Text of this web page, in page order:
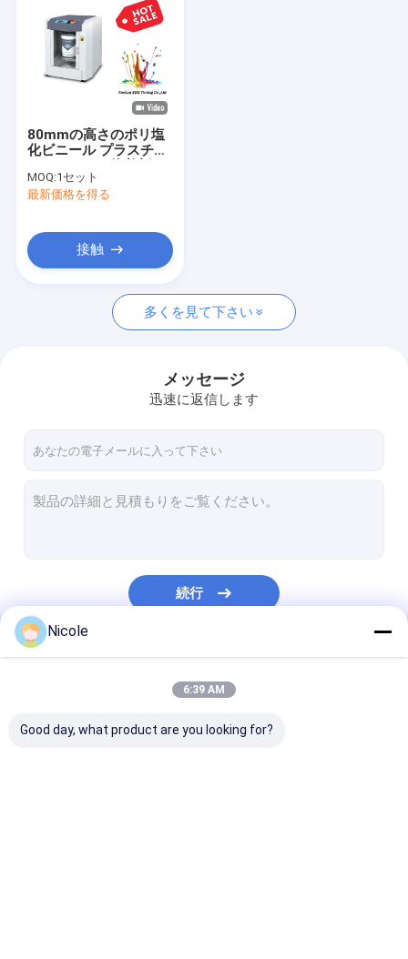
ペンキ ディスペンサー機械
ジャイロスコープい ペンキのミキサー
電気ペンキのシェーカー
ペンキの着色剤ディスペンサー
自動ペンキ ディスペンサー
手動ペンキ ディスペンサー
手動ペンキのミキサー
顔料を染めることを塗りなさい
80mmの高さのポリ塩
化ビニール プラスチッ
マニキュアのための自
動ペンキのミキサー
MOQ:1セット
最新価格を得る
接触
多くを見て下さい
メッセージ
迅速に返信します
続行
Nicole
6:39 AM
Good day, what product are you looking for?